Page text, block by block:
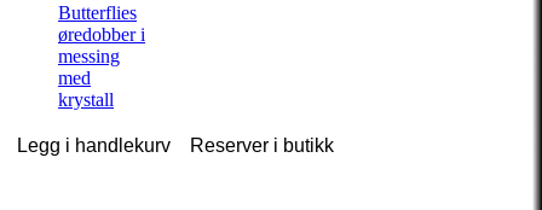
Butterflies
øredobber i
messing
med
krystall
Legg i handlekurv Reserver i butikk